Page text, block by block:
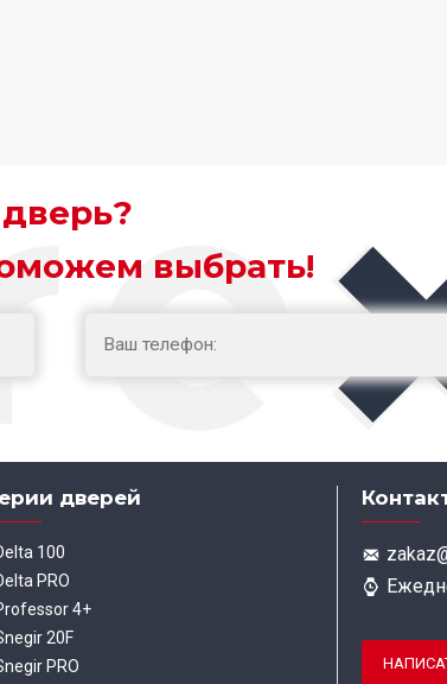
дверь?
выбрать!
дверей
100
PRO
4+
20F
PRO